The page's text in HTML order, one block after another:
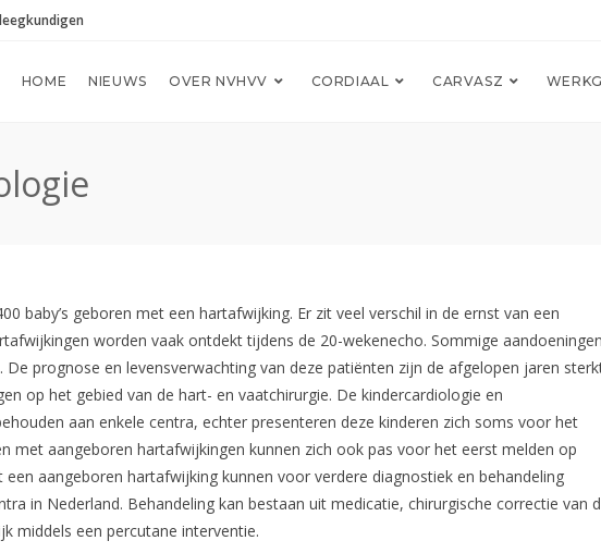
HOME NIEUWS OVER NVHVV CORDIAAL CARVASZ
baby’s geboren met een hartafwijking. Er zit veel verschil in de ernst van een
worden vaak ontdekt tijdens de 20-wekenecho. Sommige
prognose en levensverwachting van deze patiënten zijn de afgelopen jaren
op het gebied van de hart- en vaatchirurgie. De kindercardiologie en
aan enkele centra, echter presenteren deze kinderen zich soms voor het
met aangeboren hartafwijkingen kunnen zich ook pas voor het eerst melden op
aangeboren hartafwijking kunnen voor verdere diagnostiek en behandeling
in Nederland. Behandeling kan bestaan uit medicatie, chirurgische correctie van
middels een percutane interventie.